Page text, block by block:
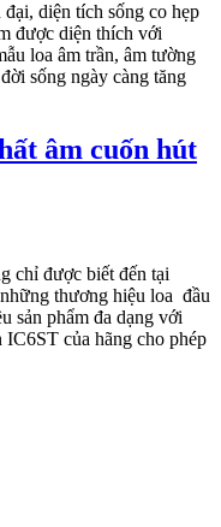
diện tích sống co hẹp
được diện thích với
loa âm trần, âm tường
sống ngày càng tăng
âm cuốn hút
chỉ được biết đến tại
thương hiệu loa đầu
sản phẩm đa dạng với
của hãng cho phép